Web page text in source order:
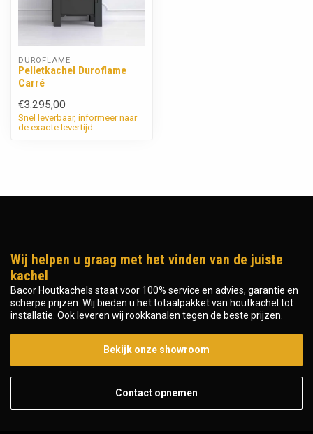
DUROFLAME
Pelletkachel Duroflame
Carré
€3.295,00
Snel leverbaar, informeer naar
de exacte levertijd
Wij helpen u graag met het vinden van de juiste
kachel
Bacor Houtkachels staat voor 100% service en advies, garantie en
scherpe prijzen. Wij bieden u het totaalpakket van houtkachel tot
installatie. Ook leveren wij rookkanalen tegen de beste prijzen.
Bekijk onze showroom
Contact opnemen